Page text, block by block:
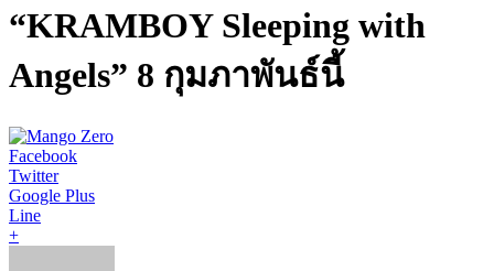
“KRAMBOY Sleeping with
Angels” 8 กุมภาพันธ์นี้
Facebook
Twitter
Google Plus
Line
+